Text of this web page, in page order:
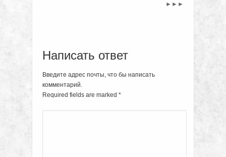
►►►
Написать ответ
Введите адрес почты, что бы написать
комментарий.
Required fields are marked *